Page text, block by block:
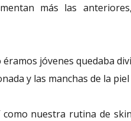
más las
éramos jóvenes quedaba
y las manchas de la
nuestra rutina de